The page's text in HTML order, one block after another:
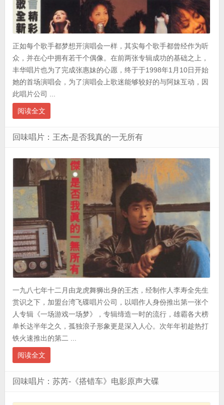
正如每个歌手都梦想开演唱会一样，其实每个歌手都曾经作为听
众，并在心中拥有若干个偶像。在前两张专辑成功的基础之上，
丰华唱片也为了完成张惠妹的心愿，终于于1998年1月10日开始
她的首场演唱会，为了演唱会上歌迷能够较好的与阿妹互动，因
此唱片公司 ...
阅读全文
回味唱片：王杰-是否我真的一无所有
一九八七年十二月由龙虎舞狮出身的王杰，经制作人李寿全先生
赏识之下，加盟台湾飞碟唱片公司，以唱作人身份推出第一张个
人专辑《一场游戏一场梦》，专辑缔造一时的流行，雄霸各大榜
单长达半年之久，孤独浪子形象更是深入人心。次年年初趁热打
铁火速推出的第二 ...
阅读全文
回味唱片：苏芮-《搭错车》电影原声大碟